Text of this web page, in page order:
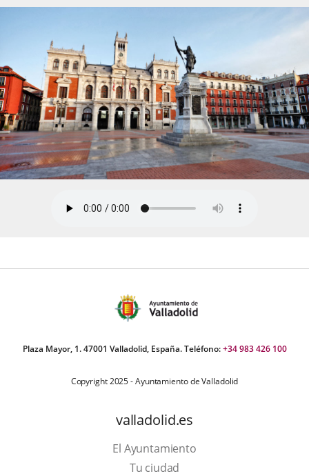
Plaza Mayor, 1. 47001 Valladolid, España. Teléfono:+34 983 426 100
Copyright 2025 - Ayuntamiento de Valladolid
valladolid.es
El Ayuntamiento
Tu ciudad